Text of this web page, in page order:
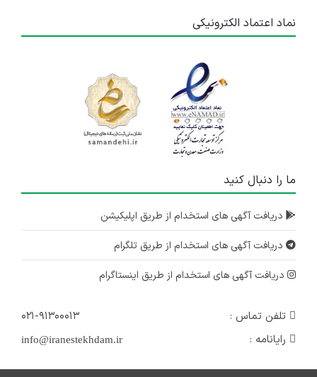
نماد اعتماد الکترونیکی
ما را دنبال کنید
دریافت آگهی های استخدام از طریق اپلیکیشن
دریافت آگهی های استخدام از طریق تلگرام
دریافت آگهی های استخدام از طریق اینستاگرام
تلفن تماس :
۰۲۱-۹۱۳۰۰۰۱۳
رایانامه :
info@iranestekhdam.ir